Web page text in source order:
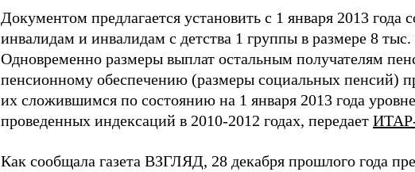
Документом предлагается установить с 1 января 2013
инвалидам и инвалидам с детства 1 группы в размере 8
Одновременно размеры выплат остальным получателям
пенсионному обеспечению (размеры социальных пенсий)
их сложившимся по состоянию на 1 января 2013 года
проведенных индексаций в 2010-2012 годах, передает
Как сообщала газета ВЗГЛЯД, 28 декабря прошлого года